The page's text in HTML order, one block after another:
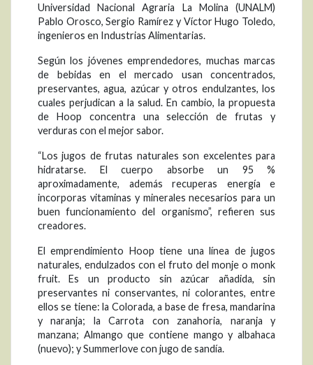
Universidad Nacional Agraria La Molina (UNALM)
Pablo Orosco, Sergio Ramírez y Víctor Hugo Toledo,
ingenieros en Industrias Alimentarias.
Según los jóvenes emprendedores, muchas marcas
de bebidas en el mercado usan concentrados,
preservantes, agua, azúcar y otros endulzantes, los
cuales perjudican a la salud. En cambio, la propuesta
de Hoop concentra una selección de frutas y
verduras con el mejor sabor.
“Los jugos de frutas naturales son excelentes para
hidratarse. El cuerpo absorbe un 95 %
aproximadamente, además recuperas energía e
incorporas vitaminas y minerales necesarios para un
buen funcionamiento del organismo”, refieren sus
creadores.
El emprendimiento Hoop tiene una línea de jugos
naturales, endulzados con el fruto del monje o monk
fruit. Es un producto sin azúcar añadida, sin
preservantes ni conservantes, ni colorantes, entre
ellos se tiene: la Colorada, a base de fresa, mandarina
y naranja; la Carrota con zanahoria, naranja y
manzana; Almango que contiene mango y albahaca
(nuevo); y Summerlove con jugo de sandía.